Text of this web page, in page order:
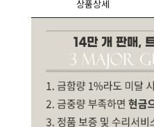
상품상세